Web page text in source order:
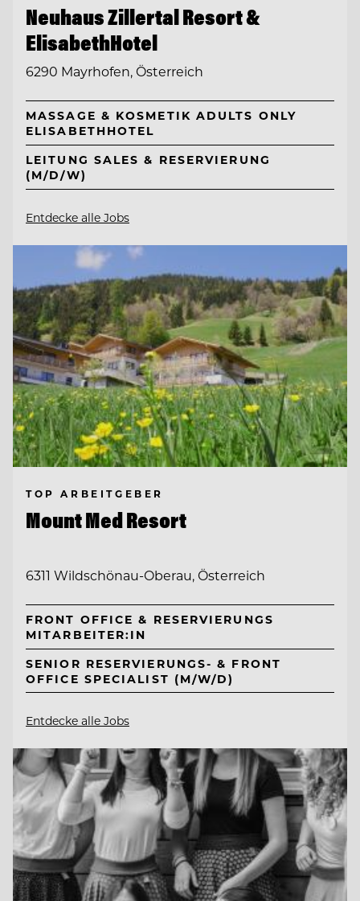
Neuhaus Zillertal Resort &
ElisabethHotel
6290 Mayrhofen, Österreich
MASSAGE & KOSMETIK ADULTS ONLY
ELISABETHHOTEL
LEITUNG SALES & RESERVIERUNG
(M/D/W)
Entdecke alle Jobs
TOP ARBEITGEBER
Mount Med Resort
6311 Wildschönau-Oberau, Österreich
FRONT OFFICE & RESERVIERUNGS
MITARBEITER:IN
SENIOR RESERVIERUNGS- & FRONT
OFFICE SPECIALIST (M/W/D)
Entdecke alle Jobs